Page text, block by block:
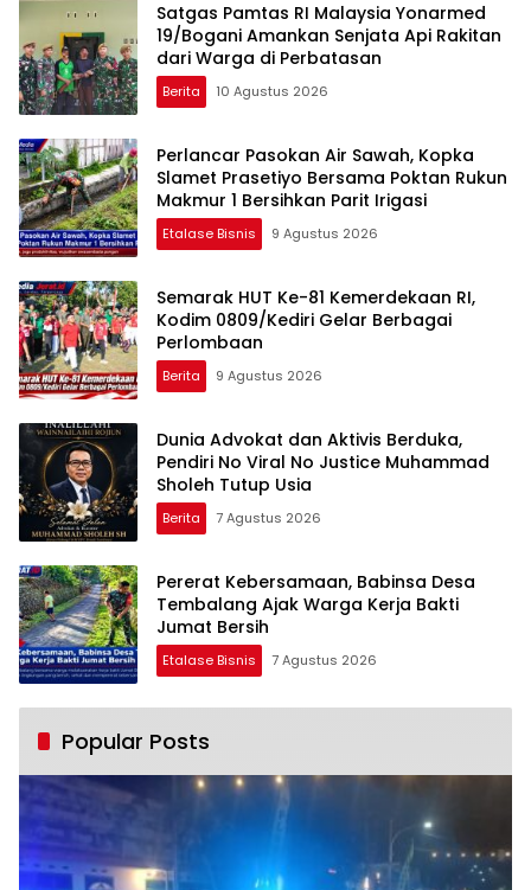
Satgas Pamtas RI Malaysia Yonarmed
19/Bogani Amankan Senjata Api Rakitan
dari Warga di Perbatasan
Berita 10 Agustus 2026
Perlancar Pasokan Air Sawah, Kopka
Slamet Prasetiyo Bersama Poktan Rukun
Makmur 1 Bersihkan Parit Irigasi
Etalase Bisnis 9 Agustus 2026
Semarak HUT Ke-81 Kemerdekaan RI,
Kodim 0809/Kediri Gelar Berbagai
Perlombaan
Berita 9 Agustus 2026
Dunia Advokat dan Aktivis Berduka,
Pendiri No Viral No Justice Muhammad
Sholeh Tutup Usia
Berita 7 Agustus 2026
Pererat Kebersamaan, Babinsa Desa
Tembalang Ajak Warga Kerja Bakti
Jumat Bersih
Etalase Bisnis 7 Agustus 2026
Popular Posts